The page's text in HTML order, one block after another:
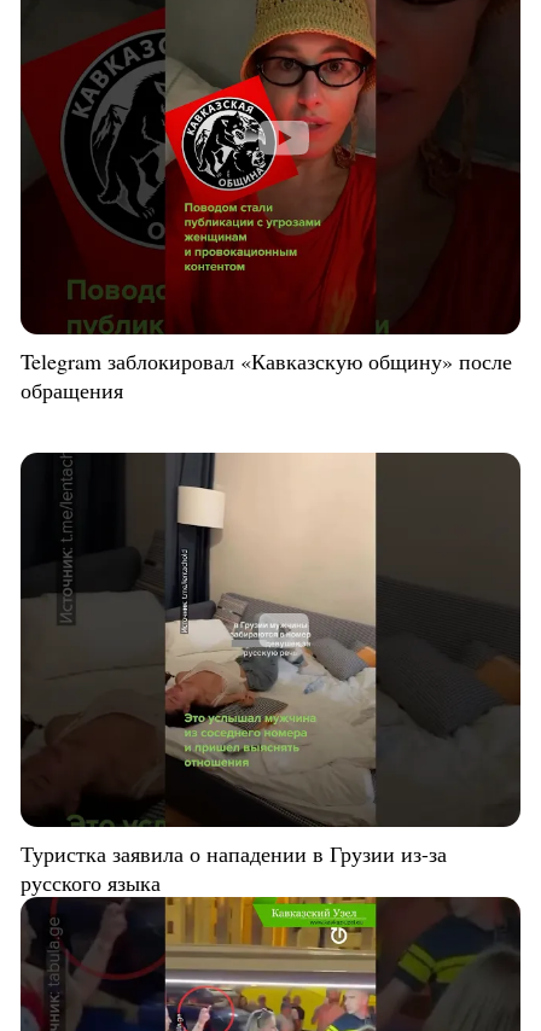
Telegram заблокировал «Кавказскую общину» после
обращения
Туристка заявила о нападении в Грузии из-за
русского языка